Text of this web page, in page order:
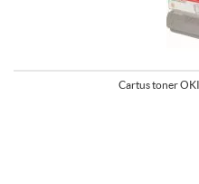
Cartus toner